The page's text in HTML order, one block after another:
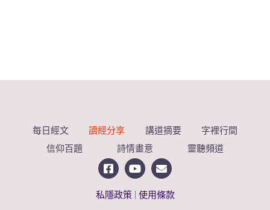
每日經文 讀經分享 講道摘要
字裡行間
信仰百題
詩情畫意 靈聽頻道
私隱政策| 使用條款